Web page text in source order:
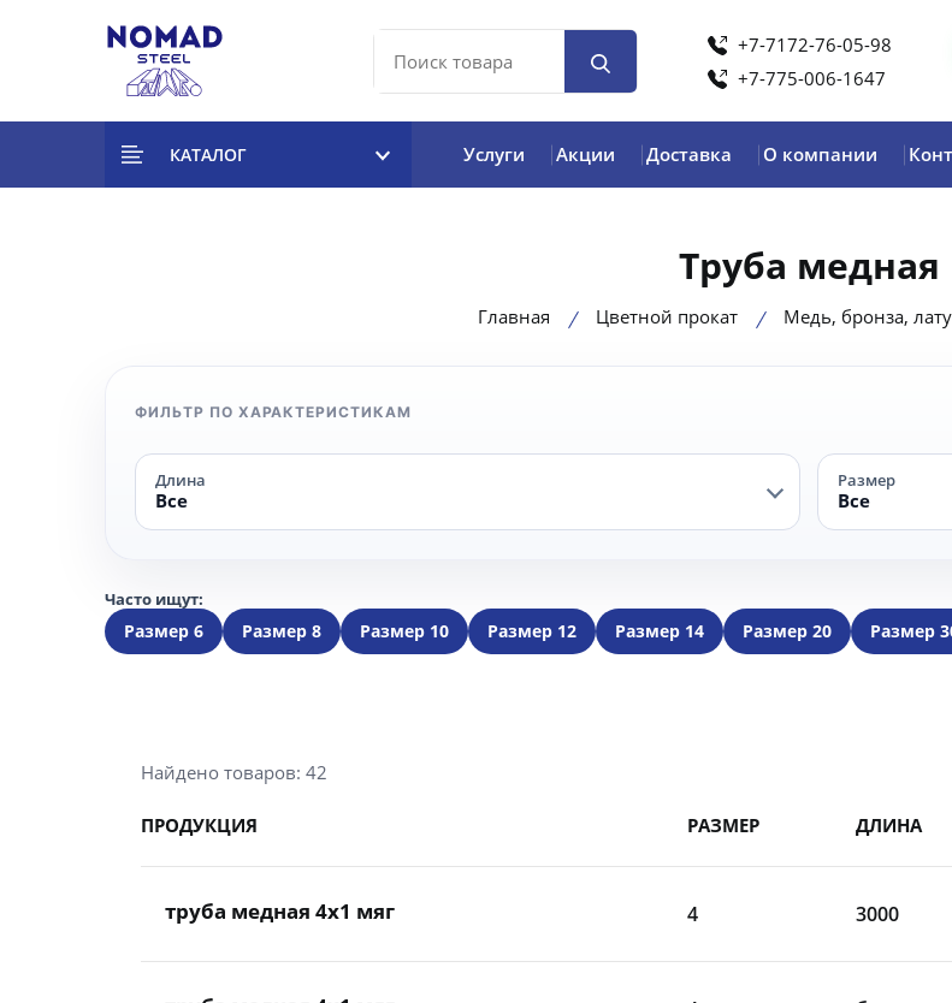
+7-7172-76-05-98
+7-775-006-1647
КАТАЛОГ Услуги Акции Доставка О компании
Труба медная
Главная Цветной прокат Медь, бронза,
ФИЛЬТР ПО ХАРАКТЕРИСТИКАМ
Длина
Все
Размер
Все
Часто ищут:
Размер 6
Размер 8 Размер 10 Размер 12 Размер 14 Размер 20 Размер
Найдено товаров: 42
ПРОДУКЦИЯ РАЗМЕР ДЛИНА
труба медная 4x1 мяг 4 3000